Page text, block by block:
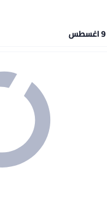
9 اغسطس